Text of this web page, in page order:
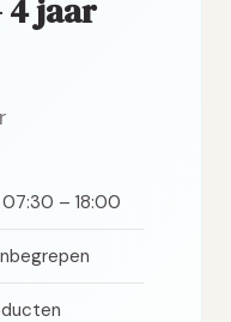
4 jaar
– 18:00